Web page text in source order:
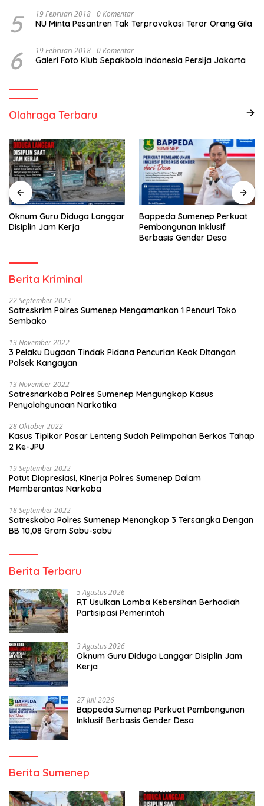
5 19 Februari 2018 0 Komentar
NU Minta Pesantren Tak Terprovokasi Teror Orang Gila
6 19 Februari 2018 0 Komentar
Galeri Foto Klub Sepakbola Indonesia Persija Jakarta
Olahraga Terbaru
Oknum Guru Diduga Langgar
Disiplin Jam Kerja
Bappeda Sumenep Perkuat
Pembangunan Inklusif
Berbasis Gender Desa
Berita Kriminal
22 September 2023
Satreskrim Polres Sumenep Mengamankan 1 Pencuri Toko
Sembako
13 November 2022
3 Pelaku Dugaan Tindak Pidana Pencurian Keok Ditangan
Polsek Kangayan
13 November 2022
Satresnarkoba Polres Sumenep Mengungkap Kasus
Penyalahgunaan Narkotika
28 Oktober 2022
Kasus Tipikor Pasar Lenteng Sudah Pelimpahan Berkas Tahap
2 Ke-JPU
19 September 2022
Patut Diapresiasi, Kinerja Polres Sumenep Dalam
Memberantas Narkoba
18 September 2022
Satreskoba Polres Sumenep Menangkap 3 Tersangka Dengan
BB 10,08 Gram Sabu-sabu
Berita Terbaru
5 Agustus 2026
RT Usulkan Lomba Kebersihan Berhadiah
Partisipasi Pemerintah
3 Agustus 2026
Oknum Guru Diduga Langgar Disiplin Jam
Kerja
27 Juli 2026
Bappeda Sumenep Perkuat Pembangunan
Inklusif Berbasis Gender Desa
Berita Sumenep